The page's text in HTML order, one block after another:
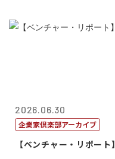
2026.06.30
企業家倶楽部アーカイブ
【ベンチャー・リポート】